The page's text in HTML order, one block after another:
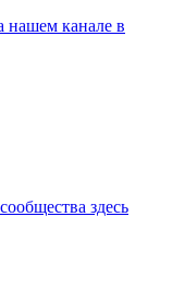
нашем канале в
здесь